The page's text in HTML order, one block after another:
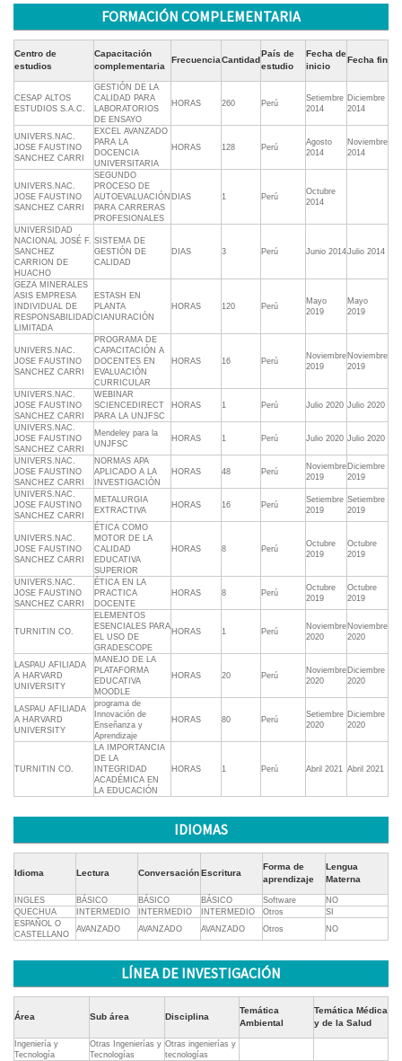
FORMACIÓN COMPLEMENTARIA
Centro de
estudios
Capacitación
complementaria
FrecuenciaCantidad
País de
estudio
Fecha de
inicio
Fecha fin
CESAP ALTOS
ESTUDIOS S.A.C.
GESTIÓN DE LA
CALIDAD PARA
LABORATORIOS
DE ENSAYO
HORAS 260 Perú
Setiembre
2014
Diciembre
2014
UNIVERS.NAC.
JOSE FAUSTINO
SANCHEZ CARRI
EXCEL AVANZADO
PARA LA
DOCENCIA
UNIVERSITARIA
HORAS 128 Perú
Agosto
2014
Noviembre
2014
UNIVERS.NAC.
JOSE FAUSTINO
SANCHEZ CARRI
SEGUNDO
PROCESO DE
AUTOEVALUACIÓN
PARA CARRERAS
PROFESIONALES
DIAS 1 Perú
Octubre
2014
UNIVERSIDAD
NACIONAL JOSÉ F.
SANCHEZ
CARRION DE
HUACHO
SISTEMA DE
GESTIÓN DE
CALIDAD
DIAS 3 Perú Junio 2014Julio 2014
GEZA MINERALES
ASIS EMPRESA
INDIVIDUAL DE
RESPONSABILIDAD
LIMITADA
ESTASH EN
PLANTA
CIANURACIÓN
HORAS 120 Perú
Mayo
2019
Mayo
2019
UNIVERS.NAC.
JOSE FAUSTINO
SANCHEZ CARRI
PROGRAMA DE
CAPACITACIÓN A
DOCENTES EN
EVALUACIÓN
CURRICULAR
HORAS 16 Perú
Noviembre
2019
Noviembre
2019
UNIVERS.NAC.
JOSE FAUSTINO
SANCHEZ CARRI
WEBINAR
SCIENCEDIRECT
PARA LA UNJFSC
HORAS 1 Perú Julio 2020 Julio 2020
UNIVERS.NAC.
JOSE FAUSTINO
SANCHEZ CARRI
Mendeley para la
UNJFSC
HORAS 1 Perú Julio 2020 Julio 2020
UNIVERS.NAC.
JOSE FAUSTINO
SANCHEZ CARRI
NORMAS APA
APLICADO A LA
INVESTIGACIÓN
HORAS 48 Perú
Noviembre
2019
Diciembre
2019
UNIVERS.NAC.
JOSE FAUSTINO
SANCHEZ CARRI
METALURGIA
EXTRACTIVA
HORAS 16 Perú
Setiembre
2019
Setiembre
2019
UNIVERS.NAC.
JOSE FAUSTINO
SANCHEZ CARRI
ÉTICA COMO
MOTOR DE LA
CALIDAD
EDUCATIVA
SUPERIOR
HORAS 8 Perú
Octubre
2019
Octubre
2019
UNIVERS.NAC.
JOSE FAUSTINO
SANCHEZ CARRI
ÉTICA EN LA
PRACTICA
DOCENTE
HORAS 8 Perú
Octubre
2019
Octubre
2019
TURNITIN CO.
ELEMENTOS
ESENCIALES PARA
EL USO DE
GRADESCOPE
HORAS 1 Perú
Noviembre
2020
Noviembre
2020
LASPAU AFILIADA
A HARVARD
UNIVERSITY
MANEJO DE LA
PLATAFORMA
EDUCATIVA
MOODLE
HORAS 20 Perú
Noviembre
2020
Diciembre
2020
LASPAU AFILIADA
A HARVARD
UNIVERSITY
programa de
Innovación de
Enseñanza y
Aprendizaje
HORAS 80 Perú
Setiembre
2020
Diciembre
2020
TURNITIN CO.
LA IMPORTANCIA
DE LA
INTEGRIDAD
ACADÉMICA EN
LA EDUCACIÓN
HORAS 1 Perú Abril 2021 Abril 2021
IDIOMAS
Idioma Lectura ConversaciónEscritura
Forma de
aprendizaje
Lengua
Materna
INGLES BÁSICO BÁSICO BÁSICO Software
NO
QUECHUA
INTERMEDIO INTERMEDIO INTERMEDIO Otros
SI
ESPAÑOL O
CASTELLANO
AVANZADO AVANZADO AVANZADO Otros NO
LÍNEA DE INVESTIGACIÓN
Área Sub área Disciplina
Temática
Ambiental
Temática Médica
y de la Salud
Ingeniería y
Tecnología
Otras Ingenierías y
Tecnologías
Otras ingenierías y
tecnologías